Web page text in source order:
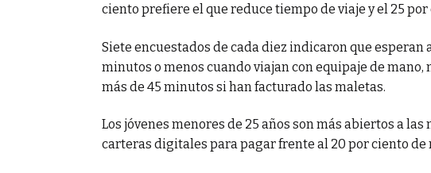
ciento prefiere el que reduce tiempo de viaje y el 25
Siete encuestados de cada diez indicaron que
minutos o menos cuando viajan con equipaje de
más de 45 minutos si han facturado las maletas.
Los jóvenes menores de 25 años son más abiertos a
carteras digitales para pagar frente al 20 por ciento de